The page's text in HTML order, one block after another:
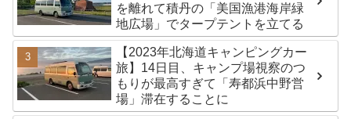
を離れて積丹の「美国漁港海岸緑
地広場」でタープテントを立てる
【2023年北海道キャンピングカー
旅】14日目、キャンプ場視察のつ
もりが最高すぎて「寿都浜中野営
場」滞在することに